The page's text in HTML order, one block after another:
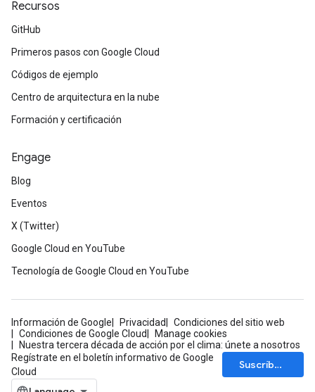
Recursos
GitHub
Primeros pasos con Google Cloud
Códigos de ejemplo
Centro de arquitectura en la nube
Formación y certificación
Engage
Blog
Eventos
X (Twitter)
Google Cloud en YouTube
Tecnología de Google Cloud en YouTube
Información de Google Privacidad
Condiciones del sitio web
Condiciones de Google Cloud
Manage cookies
Nuestra tercera década de acción por el clima: únete a nosotros
Regístrate en el boletín informativo de Google
Cloud
Suscríbete